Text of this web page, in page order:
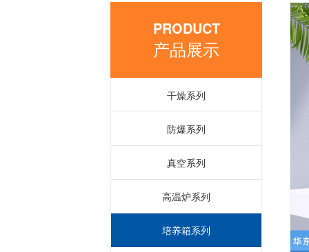
PRODUCT
产品展示
干燥系列
防爆系列
真空系列
高温炉系列
培养箱系列